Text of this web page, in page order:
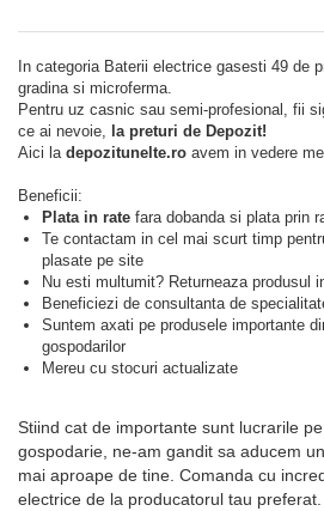
In categoria Baterii electrice gasesti 49 de
gradina si microferma.
Pentru uz casnic sau semi-profesional, fii
ce ai nevoie, la preturi de Depozit!
Aici la depozitunelte.ro avem in vedere
Beneficii:
Plata in rate fara dobanda si plata prin
Te contactam in cel mai scurt timp
plasate pe site
Nu esti multumit? Returneaza produsul
Beneficiezi de consultanta de
Suntem axati pe produsele importante
gospodarilor
Mereu cu stocuri actualizate
Stiind cat de importante sunt lucrarile
gospodarie, ne-am gandit sa aducem
mai aproape de tine. Comanda cu
electrice de la producatorul tau preferat.